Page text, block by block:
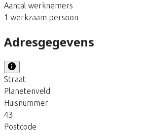
Aantal werknemers
1 werkzaam persoon
Adresgegevens
Straat
Planetenveld
Huisnummer
43
Postcode